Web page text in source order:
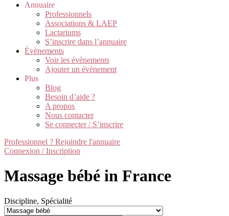
Annuaire
Professionnels
Associations & LAEP
Lactariums
S’inscrire dans l’annuaire
Évènements
Voir les évènements
Ajouter un évènement
Plus
Blog
Besoin d’aide ?
A propos
Nous contacter
Se connecter / S’inscrire
Professionnel ? Rejoindre l'annuaire
Connexion / Inscription
Massage bébé in France
Discipline, Spécialité